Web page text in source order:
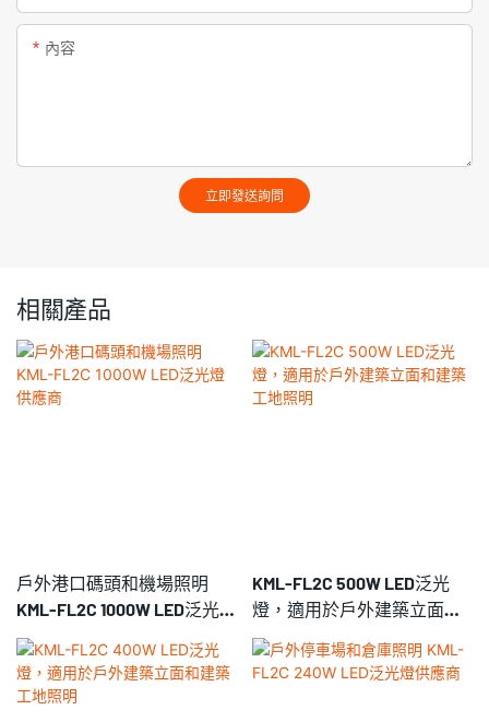
內容
立即發送詢問
相關產品
戶外港口碼頭和機場照明
KML-FL2C 1000W LED泛光燈
供應商
KML-FL2C 500W LED泛光
燈，適用於戶外建築立面和
建築工地照明